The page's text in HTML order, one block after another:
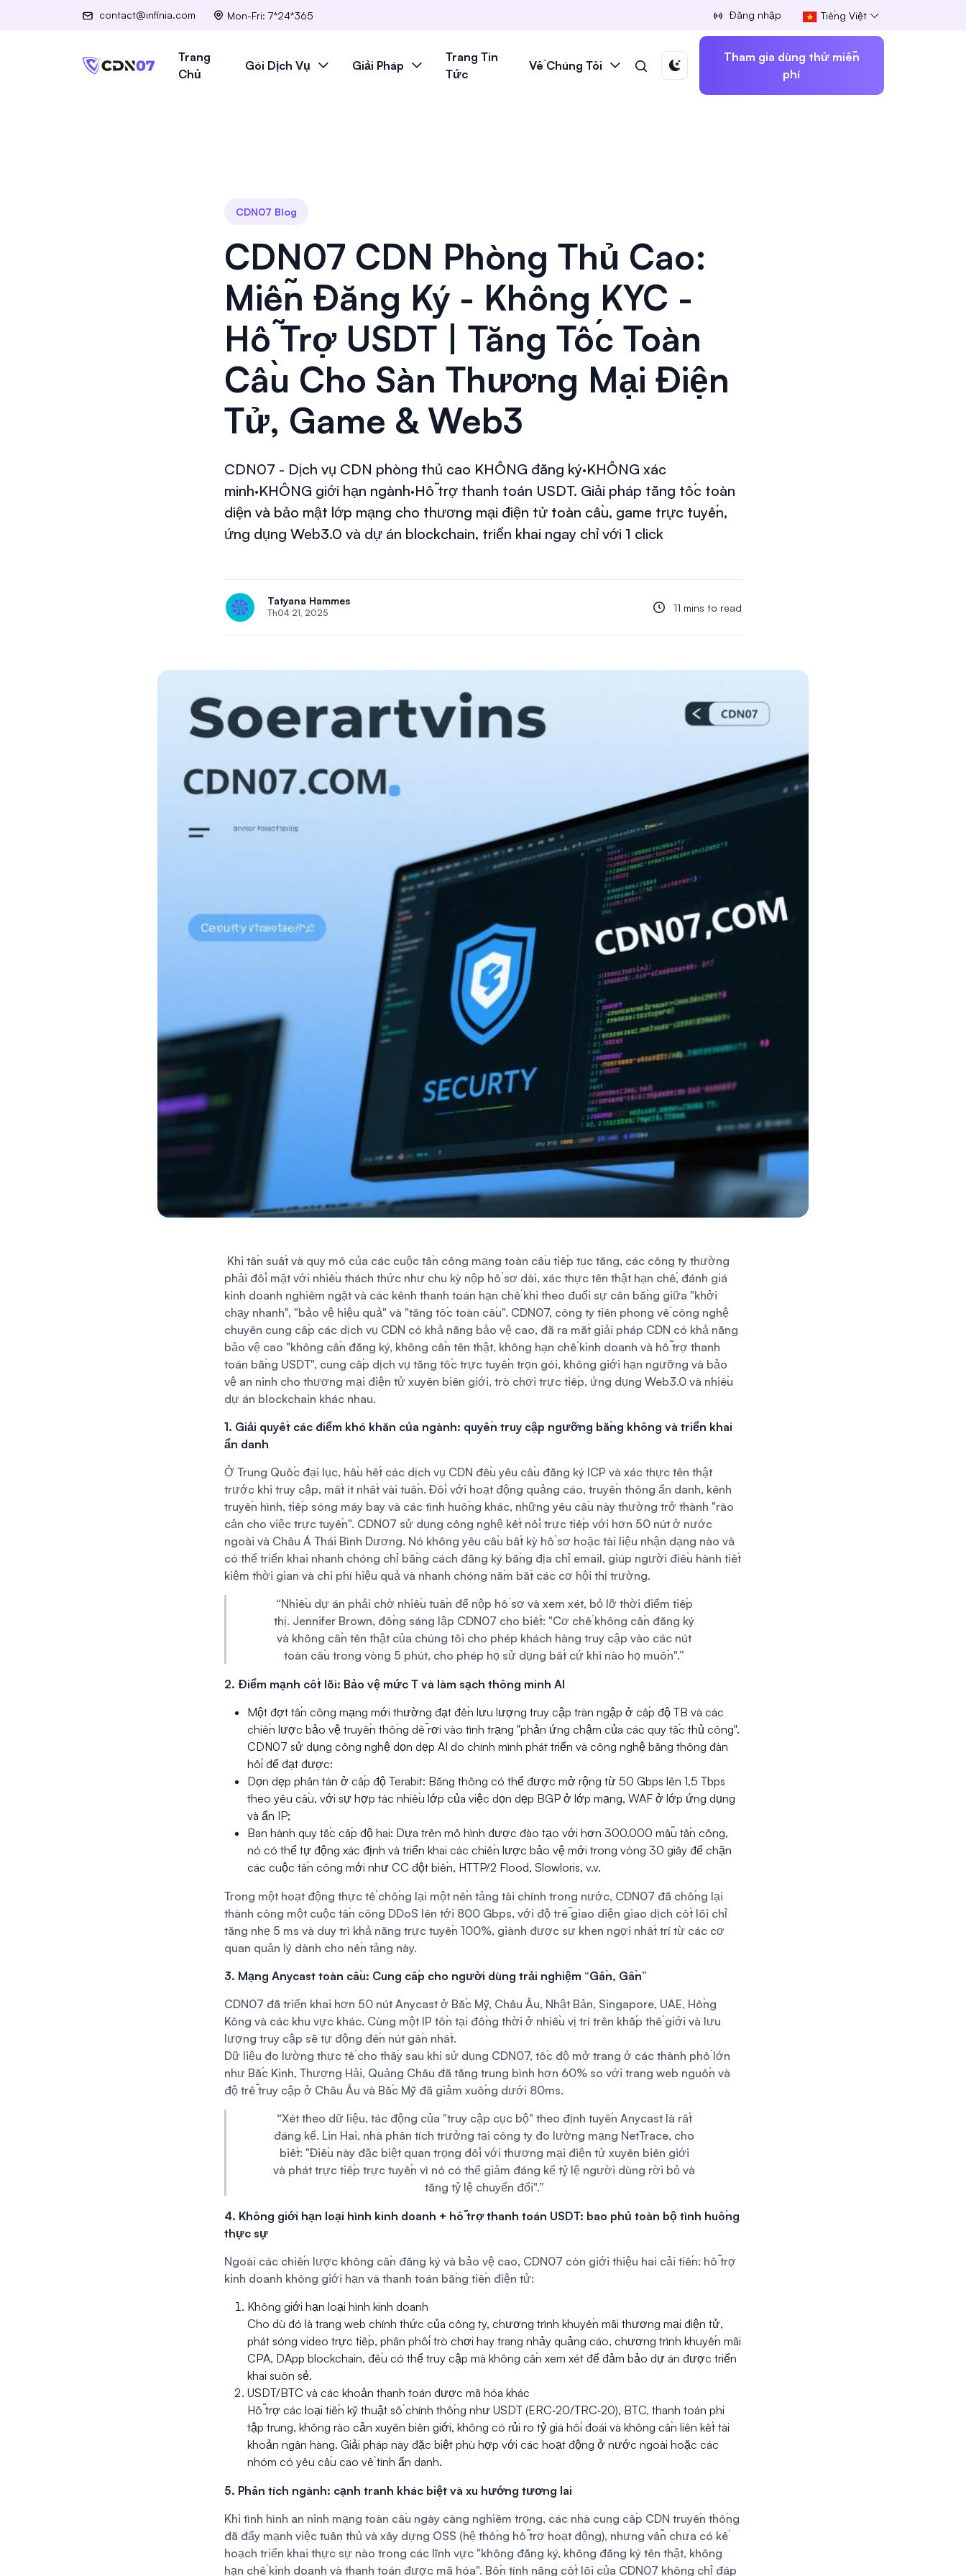
contact@infinia.com Mon-Fri: 7*24*365 Đăng nhập Tiếng Việt
Trang
Chủ
Gói Dịch Vụ Giải Pháp
Trang Tin
Tức
Về Chúng Tôi
Tham gia dùng thử miễn
phí
CDN07 Blog
CDN07 CDN Phòng Thủ Cao:
Miễn Đăng Ký - Không KYC -
Hỗ Trợ USDT | Tăng Tốc Toàn
Cầu Cho Sàn Thương Mại Điện
Tử, Game & Web3
CDN07 - Dịch vụ CDN phòng thủ cao KHÔNG đăng ký·KHÔNG xác
minh·KHÔNG giới hạn ngành·Hỗ trợ thanh toán USDT. Giải pháp tăng tốc toàn
diện và bảo mật lớp mạng cho thương mại điện tử toàn cầu, game trực tuyến,
ứng dụng Web3.0 và dự án blockchain, triển khai ngay chỉ với 1 click
Tatyana Hammes
Th04 21, 2025 11 mins to read
Khi tần suất và quy mô của các cuộc tấn công mạng toàn cầu tiếp tục tăng, các công ty thường
phải đối mặt với nhiều thách thức như chu kỳ nộp hồ sơ dài, xác thực tên thật hạn chế, đánh giá
kinh doanh nghiêm ngặt và các kênh thanh toán hạn chế khi theo đuổi sự cân bằng giữa "khởi
chạy nhanh", "bảo vệ hiệu quả" và "tăng tốc toàn cầu". CDN07, công ty tiên phong về công nghệ
chuyên cung cấp các dịch vụ CDN có khả năng bảo vệ cao, đã ra mắt giải pháp CDN có khả năng
bảo vệ cao "không cần đăng ký, không cần tên thật, không hạn chế kinh doanh và hỗ trợ thanh
toán bằng USDT", cung cấp dịch vụ tăng tốc trực tuyến trọn gói, không giới hạn ngưỡng và bảo
vệ an ninh cho thương mại điện tử xuyên biên giới, trò chơi trực tiếp, ứng dụng Web3.0 và nhiều
dự án blockchain khác nhau.
1. Giải quyết các điểm khó khăn của ngành: quyền truy cập ngưỡng bằng không và triển khai
ẩn danh
Ở Trung Quốc đại lục, hầu hết các dịch vụ CDN đều yêu cầu đăng ký ICP và xác thực tên thật
trước khi truy cập, mất ít nhất vài tuần. Đối với hoạt động quảng cáo, truyền thông ẩn danh, kênh
truyền hình, tiếp sóng máy bay và các tình huống khác, những yêu cầu này thường trở thành "rào
cản cho việc trực tuyến". CDN07 sử dụng công nghệ kết nối trực tiếp với hơn 50 nút ở nước
ngoài và Châu Á Thái Bình Dương. Nó không yêu cầu bất kỳ hồ sơ hoặc tài liệu nhận dạng nào và
có thể triển khai nhanh chóng chỉ bằng cách đăng ký bằng địa chỉ email, giúp người điều hành tiết
kiệm thời gian và chi phí hiệu quả và nhanh chóng nắm bắt các cơ hội thị trường.
“Nhiều dự án phải chờ nhiều tuần để nộp hồ sơ và xem xét, bỏ lỡ thời điểm tiếp
thị. Jennifer Brown, đồng sáng lập CDN07 cho biết: "Cơ chế không cần đăng ký
và không cần tên thật của chúng tôi cho phép khách hàng truy cập vào các nút
toàn cầu trong vòng 5 phút, cho phép họ sử dụng bất cứ khi nào họ muốn".”
2. Điểm mạnh cốt lõi: Bảo vệ mức T và làm sạch thông minh AI
Một đợt tấn công mạng mới thường đạt đến lưu lượng truy cập tràn ngập ở cấp độ TB và các
chiến lược bảo vệ truyền thống dễ rơi vào tình trạng "phản ứng chậm của các quy tắc thủ công".
CDN07 sử dụng công nghệ dọn dẹp AI do chính mình phát triển và công nghệ băng thông đàn
hồi để đạt được:
Dọn dẹp phân tán ở cấp độ Terabit: Băng thông có thể được mở rộng từ 50 Gbps lên 1,5 Tbps
theo yêu cầu, với sự hợp tác nhiều lớp của việc dọn dẹp BGP ở lớp mạng, WAF ở lớp ứng dụng
và ẩn IP;
Ban hành quy tắc cấp độ hai: Dựa trên mô hình được đào tạo với hơn 300.000 mẫu tấn công,
nó có thể tự động xác định và triển khai các chiến lược bảo vệ mới trong vòng 30 giây để chặn
các cuộc tấn công mới như CC đột biến, HTTP/2 Flood, Slowloris, v.v.
Trong một hoạt động thực tế chống lại một nền tảng tài chính trong nước, CDN07 đã chống lại
thành công một cuộc tấn công DDoS lên tới 800 Gbps, với độ trễ giao diện giao dịch cốt lõi chỉ
tăng nhẹ 5 ms và duy trì khả năng trực tuyến 100%, giành được sự khen ngợi nhất trí từ các cơ
quan quản lý dành cho nền tảng này.
3. Mạng Anycast toàn cầu: Cung cấp cho người dùng trải nghiệm “Gần, Gần”
CDN07 đã triển khai hơn 50 nút Anycast ở Bắc Mỹ, Châu Âu, Nhật Bản, Singapore, UAE, Hồng
Kông và các khu vực khác. Cùng một IP tồn tại đồng thời ở nhiều vị trí trên khắp thế giới và lưu
lượng truy cập sẽ tự động đến nút gần nhất.
Dữ liệu đo lường thực tế cho thấy sau khi sử dụng CDN07, tốc độ mở trang ở các thành phố lớn
như Bắc Kinh, Thượng Hải, Quảng Châu đã tăng trung bình hơn 60% so với trang web nguồn và
độ trễ truy cập ở Châu Âu và Bắc Mỹ đã giảm xuống dưới 80ms.
“Xét theo dữ liệu, tác động của "truy cập cục bộ" theo định tuyến Anycast là rất
đáng kể. Lin Hai, nhà phân tích trưởng tại công ty đo lường mạng NetTrace, cho
biết: "Điều này đặc biệt quan trọng đối với thương mại điện tử xuyên biên giới
và phát trực tiếp trực tuyến vì nó có thể giảm đáng kể tỷ lệ người dùng rời bỏ và
tăng tỷ lệ chuyển đổi".”
4. Không giới hạn loại hình kinh doanh + hỗ trợ thanh toán USDT: bao phủ toàn bộ tình huống
thực sự
Ngoài các chiến lược không cần đăng ký và bảo vệ cao, CDN07 còn giới thiệu hai cải tiến: hỗ trợ
kinh doanh không giới hạn và thanh toán bằng tiền điện tử:
Không giới hạn loại hình kinh doanh
Cho dù đó là trang web chính thức của công ty, chương trình khuyến mãi thương mại điện tử,
phát sóng video trực tiếp, phân phối trò chơi hay trang nhảy quảng cáo, chương trình khuyến mãi
CPA, DApp blockchain, đều có thể truy cập mà không cần xem xét để đảm bảo dự án được triển
khai suôn sẻ.
USDT/BTC và các khoản thanh toán được mã hóa khác
Hỗ trợ các loại tiền kỹ thuật số chính thống như USDT (ERC‑20/TRC‑20), BTC, thanh toán phi
tập trung, không rào cản xuyên biên giới, không có rủi ro tỷ giá hối đoái và không cần liên kết tài
khoản ngân hàng. Giải pháp này đặc biệt phù hợp với các hoạt động ở nước ngoài hoặc các
nhóm có yêu cầu cao về tính ẩn danh.
5. Phân tích ngành: cạnh tranh khác biệt và xu hướng tương lai
Khi tình hình an ninh mạng toàn cầu ngày càng nghiêm trọng, các nhà cung cấp CDN truyền thống
đã đẩy mạnh việc tuân thủ và xây dựng OSS (hệ thống hỗ trợ hoạt động), nhưng vẫn chưa có kế
hoạch triển khai thực sự nào trong các lĩnh vực "không đăng ký, không đăng ký tên thật, không
hạn chế kinh doanh và thanh toán được mã hóa". Bốn tính năng cốt lõi của CDN07 không chỉ đáp